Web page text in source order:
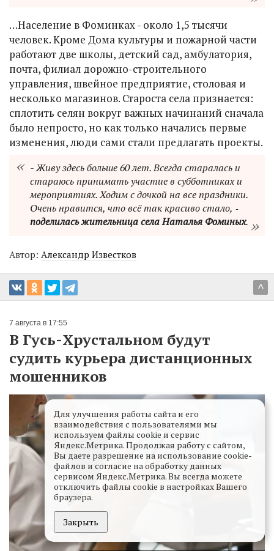
…Население в Фоминках - около 1,5 тысячи
человек. Кроме Дома культуры и пожарной части
работают две школы, детский сад, амбулатория,
почта, филиал дорожно-строительного
управления, швейное предприятие, столовая и
несколько магазинов. Староста села признается:
сплотить селян вокруг важных начинаний сначала
было непросто, но как только начались первые
изменения, люди сами стали предлагать проекты.
- Живу здесь больше 60 лет. Всегда старалась и
стараюсь принимать участие в субботниках и
мероприятиях. Ходим с дочкой на все праздники.
Очень нравится, что всё так красиво стало, ‑
поделилась жительница села Наталья Фоминых.
Автор: Александр Известков
^
7 августа в 17:55
В Гусь-Хрустальном будут
судить курьера дистанционных
мошенников
Для улучшения работы сайта и его
взаимодействия с пользователями мы
используем файлы cookie и сервис
Яндекс.Метрика. Продолжая работу с сайтом,
Вы даете разрешение на использование cookie-
файлов и согласие на обработку данных
сервисом Яндекс.Метрика. Вы всегда можете
отключить файлы cookie в настройках Вашего
браузера.
Закрыть